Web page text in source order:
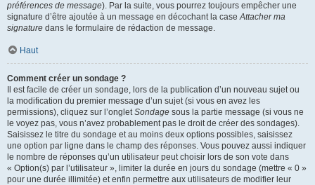
préférences de message). Par la suite, vous pourrez toujours empêcher une
signature d’être ajoutée à un message en décochant la caseAttacher ma
signature dans le formulaire de rédaction de message.
Haut
Comment créer un sondage ?
Il est facile de créer un sondage, lors de la publication d’un nouveau sujet ou
la modification du premier message d’un sujet (si vous en avez les
permissions), cliquez sur l’ongletSondage sous la partie message (si vous ne
le voyez pas, vous n’avez probablement pas le droit de créer des sondages).
Saisissez le titre du sondage et au moins deux options possibles, saisissez
une option par ligne dans le champ des réponses. Vous pouvez aussi indiquer
le nombre de réponses qu’un utilisateur peut choisir lors de son vote dans
« Option(s) par l’utilisateur », limiter la durée en jours du sondage (mettre « 0 »
pour une durée illimitée) et enfin permettre aux utilisateurs de modifier leur